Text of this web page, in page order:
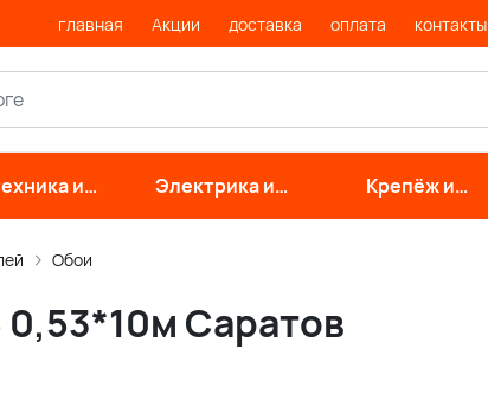
главная Акции доставка оплата контакты
и
Электрика и
свет
Крепёж и
фурнитура
Обои
Саратов